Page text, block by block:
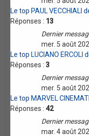
Le top PAUL VECCHIALI
Réponses : 13
Dernier
mer. 5 août
Le top LUCIANO ERCOLI
Réponses :3
Dernier
mer. 5 août
Le top MARVEL
Réponses :42
Dernier
mar. 4 août